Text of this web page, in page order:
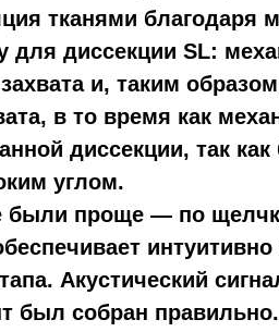
тканями благодаря
для диссекции SL:
и, таким
в то время как
диссекции, так
углом.
были проще — по
Акустический
был собран